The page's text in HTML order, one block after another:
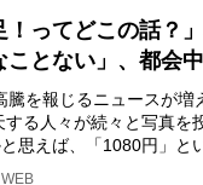
！ってどこの話？
ことない」、都会
を報じるニュースが増
る人々が続々と写真を
思えば、「1080円」と